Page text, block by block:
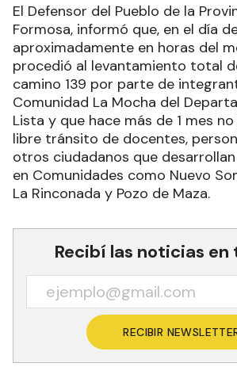
El Defensor del Pueblo de la
Formosa, informó que, en el día
aproximadamente en horas del
procedió al levantamiento total
camino 139 por parte de
Comunidad La Mocha del
Lista y que hace más de 1 mes
libre tránsito de docentes,
otros ciudadanos que
en Comunidades como Nuevo
La Rinconada y Pozo de Maza.
Recibí las noticias en
RECIBIR